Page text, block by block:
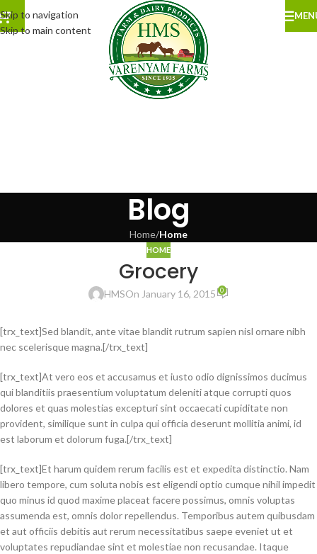
Skip to navigation
Skip to main content
Blog
Home/Home
HOME
Grocery
HMSOn January 16, 2015 0
[trx_text]Sed blandit, ante vitae blandit rutrum sapien nisl ornare nibh
nec scelerisque magna.[/trx_text]
[trx_text]At vero eos et accusamus et iusto odio dignissimos ducimus
qui blanditiis praesentium voluptatum deleniti atque corrupti quos
dolores et quas molestias excepturi sint occaecati cupiditate non
provident, similique sunt in culpa qui officia deserunt mollitia animi, id
est laborum et dolorum fuga.[/trx_text]
[trx_text]Et harum quidem rerum facilis est et expedita distinctio. Nam
libero tempore, cum soluta nobis est eligendi optio cumque nihil impedit
quo minus id quod maxime placeat facere possimus, omnis voluptas
assumenda est, omnis dolor repellendus. Temporibus autem quibusdam
et aut officiis debitis aut rerum necessitatibus saepe eveniet ut et
voluptates repudiandae sint et molestiae non recusandae. Itaque